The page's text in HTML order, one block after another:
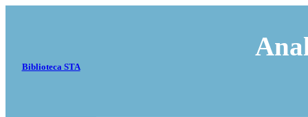
Biblioteca STA